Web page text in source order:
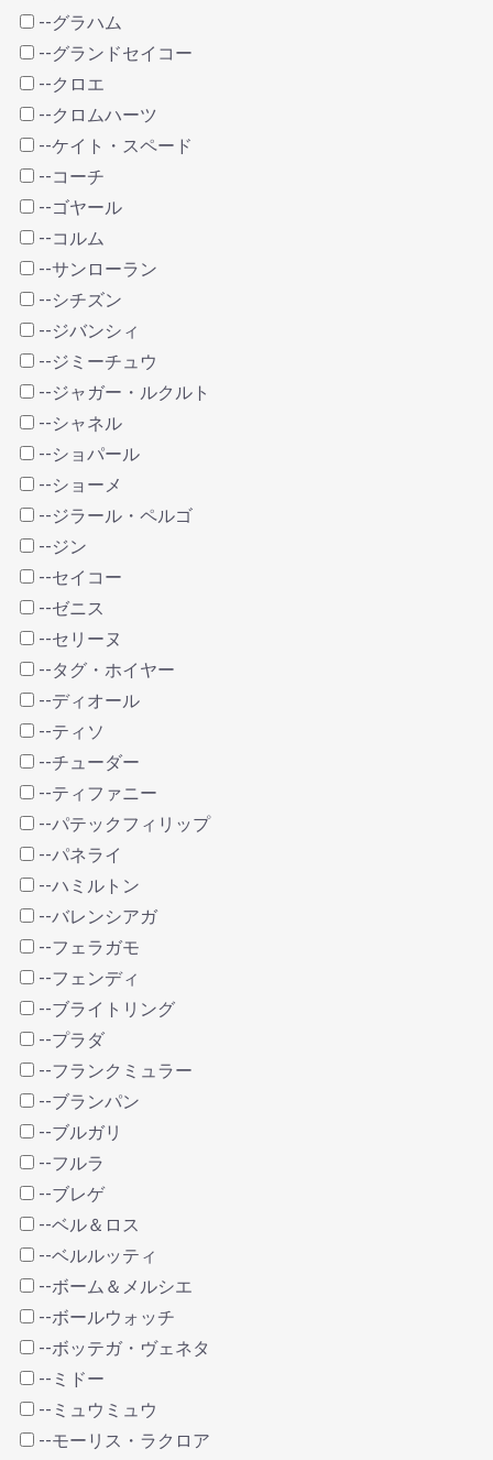
--グラハム
--グランドセイコー
--クロエ
--クロムハーツ
--ケイト・スペード
--コーチ
--ゴヤール
--コルム
--サンローラン
--シチズン
--ジバンシィ
--ジミーチュウ
--ジャガー・ルクルト
--シャネル
--ショパール
--ショーメ
--ジラール・ペルゴ
--ジン
--セイコー
--ゼニス
--セリーヌ
--タグ・ホイヤー
--ディオール
--ティソ
--チューダー
--ティファニー
--パテックフィリップ
--パネライ
--ハミルトン
--バレンシアガ
--フェラガモ
--フェンディ
--ブライトリング
--プラダ
--フランクミュラー
--ブランパン
--ブルガリ
--フルラ
--ブレゲ
--ベル＆ロス
--ベルルッティ
--ボーム＆メルシエ
--ボールウォッチ
--ボッテガ・ヴェネタ
--ミドー
--ミュウミュウ
--モーリス・ラクロア